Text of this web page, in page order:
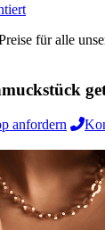
für alle
anfordern